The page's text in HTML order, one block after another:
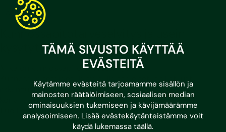
TÄMÄ SIVUSTO KÄYTTÄÄ
EVÄSTEITÄ
Käytämme evästeitä tarjoamamme sisällön ja
mainosten räätälöimiseen, sosiaalisen median
ominaisuuksien tukemiseen ja kävijämäärämme
analysoimiseen. Lisää evästekäytänteistämme voit
käydä lukemassa täällä.
Asumisvinkit
Kunnossapitotarveselvitys ja usein
kysytyt kysymykset
Mikä on kunnossapitotarveselvitys?
Kunnossapitotarveselvityksellä tarkoitetaan listausta
rakennusten ja kiinteistöjen kunnossapito- ja
korjaustoimenpiteistä,…
Lue lisää